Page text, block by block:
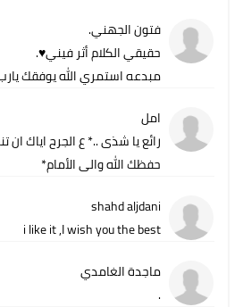
فتون الجهني.
حقيقي الكلام أثر فيني♥️.
مبدعه استمري الله يوفقك
امل
رائع يا شذى ..* ع الجرح اياك
حفظك الله والى الأمام*
shahd aljdani
i like it ,I wish you the best
ماجدة الغامدي
.